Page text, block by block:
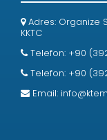
Adres: Organize
KKTC
Telefon: +90
Telefon: +90
Email: